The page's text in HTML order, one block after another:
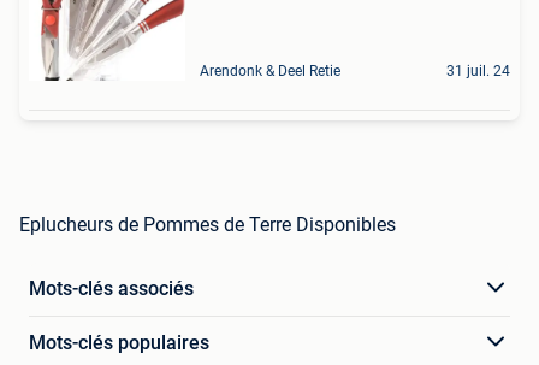
Arendonk & Deel Retie 31 juil. 24
Eplucheurs de Pommes de Terre Disponibles
Mots-clés associés
Mots-clés populaires